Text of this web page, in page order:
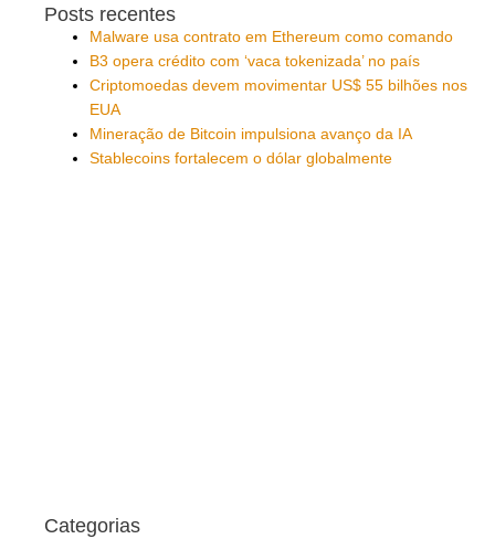
Posts recentes
Malware usa contrato em Ethereum como comando
B3 opera crédito com ‘vaca tokenizada’ no país
Criptomoedas devem movimentar US$ 55 bilhões nos
EUA
Mineração de Bitcoin impulsiona avanço da IA
Stablecoins fortalecem o dólar globalmente
Categorias